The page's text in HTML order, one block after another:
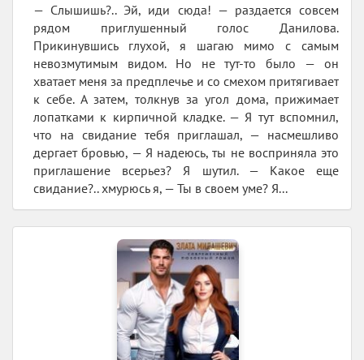
— Слышишь?.. Эй, иди сюда! — раздается совсем
рядом приглушенный голос Данилова.
Прикинувшись глухой, я шагаю мимо с самым
невозмутимым видом. Но не тут-то было — он
хватает меня за предплечье и со смехом притягивает
к себе. А затем, толкнув за угол дома, прижимает
лопатками к кирпичной кладке. — Я тут вспомнил,
что на свидание тебя приглашал, — насмешливо
дергает бровью, — Я надеюсь, ты не восприняла это
приглашение всерьез? Я шутил. — Какое еще
свидание?.. хмурюсь я, — Ты в своем уме? Я...